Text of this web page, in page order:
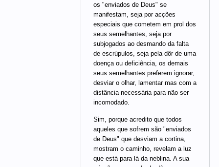
os "enviados de Deus" se
manifestam, seja por acções
especiais que cometem em prol dos
seus semelhantes, seja por
subjogados ao desmando da falta
de escrúpulos, seja pela dôr de uma
doença ou deficiência, os demais
seus semelhantes preferem ignorar,
desviar o olhar, lamentar mas com a
distância necessária para não ser
incomodado.
Sim, porque acredito que todos
aqueles que sofrem são "enviados
de Deus" que desviam a cortina,
mostram o caminho, revelam a luz
que está para lá da neblina. A sua